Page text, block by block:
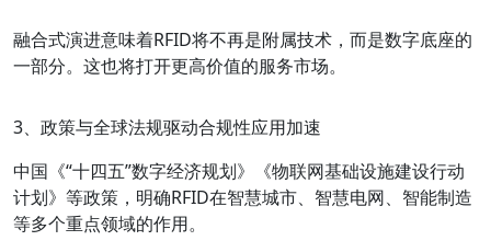
融合式演进意味着RFID将不再是附属技术，而是数字底座的
一部分。这也将打开更高价值的服务市场。
3、政策与全球法规驱动合规性应用加速
中国《“十四五”数字经济规划》《物联网基础设施建设行动
计划》等政策，明确RFID在智慧城市、智慧电网、智能制造
等多个重点领域的作用。